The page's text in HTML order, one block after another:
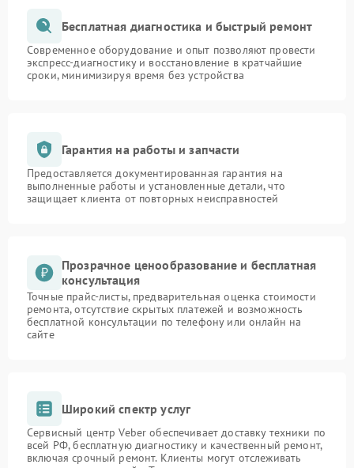
Бесплатная диагностика и быстрый ремонт
Современное оборудование и опыт позволяют провести
экспресс-диагностику и восстановление в кратчайшие
сроки, минимизируя время без устройства
Гарантия на работы и запчасти
Предоставляется документированная гарантия на
выполненные работы и установленные детали, что
защищает клиента от повторных неисправностей
Прозрачное ценообразование и бесплатная
консультация
Точные прайс-листы, предварительная оценка стоимости
ремонта, отсутствие скрытых платежей и возможность
бесплатной консультации по телефону или онлайн на
сайте
Широкий спектр услуг
Сервисный центр Veber обеспечивает доставку техники по
всей РФ, бесплатную диагностику и качественный ремонт,
включая срочный ремонт. Клиенты могут отслеживать